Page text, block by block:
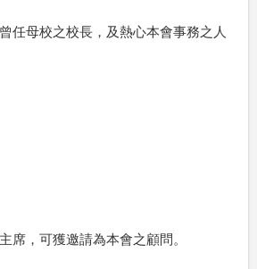
任母校之校長，及熱心本會事務之人
席，可獲邀請為本會之顧問。